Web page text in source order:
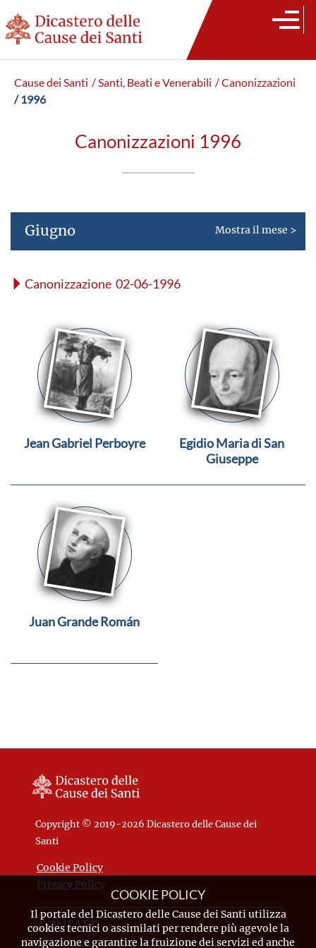
Cause dei Santi / Santi, Beati e Venerabili / Canonizzazioni
/ 1996
Canonizzazioni 1996
Giugno Mostra il mese >
Canonizzazione 02-06-1996
Jean Gabriel Perboyre
Egidio Maria di San
Giuseppe
Juan Grande Román
Copyright © 2019-2026 Dicastero delle Cause dei
Santi
Cookie Policy
Privacy Policy
CONTATTI
Piazza Pio XII, 10 - 00120 Città del Vaticano
COOKIE POLICY
Il portale del Dicastero delle Cause dei Santi utilizza
cookies tecnici o assimilati per rendere più agevole la
navigazione e garantire la fruizione dei servizi ed anche